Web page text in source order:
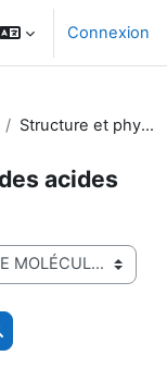
Connexion
Structure et physicochimie des acides nucléiques
acides
des cours